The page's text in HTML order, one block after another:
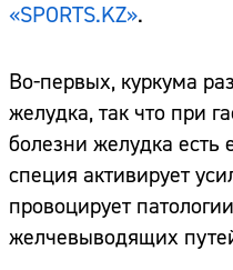
«SPORTS.KZ».
Во-первых, куркума
желудка, так что при
болезни желудка есть
специя активирует
провоцирует
желчевыводящих